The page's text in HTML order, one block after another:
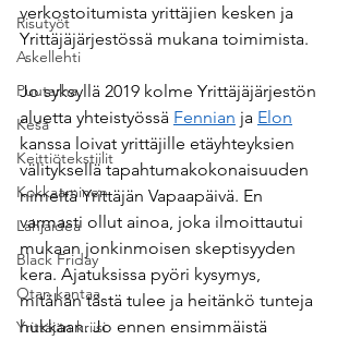
Risutyöt
Askellehti
Puutarha
Kesä
Keittiötekstiilit
Kokkaaminen
Lahjaidea
Black Friday
Otan kantaa
Yrittäjän kriisi
verkostoitumista yrittäjien kesken ja
Yrittäjäjärjestössä mukana toimimista.
Jo syksyllä 2019 kolme Yrittäjäjärjestön
aluetta yhteistyössä Fennian ja Elon
kanssa loivat yrittäjille etäyhteyksien
välityksellä tapahtumakokonaisuuden
nimeltä Yrittäjän Vapaapäivä. En
varmasti ollut ainoa, joka ilmoittautui
mukaan jonkinmoisen skeptisyyden
kera. Ajatuksissa pyöri kysymys,
mitähän tästä tulee ja heitänkö tunteja
hukkaan. Jo ennen ensimmäistä